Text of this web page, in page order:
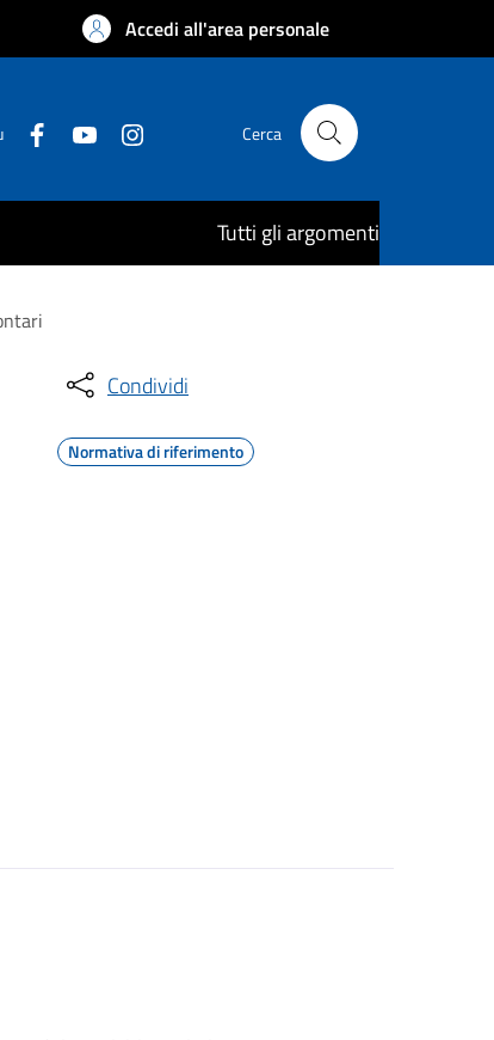
Accedi all'area personale
Cerca
Tutti gli argomenti
Condividi
Normativa di riferimento